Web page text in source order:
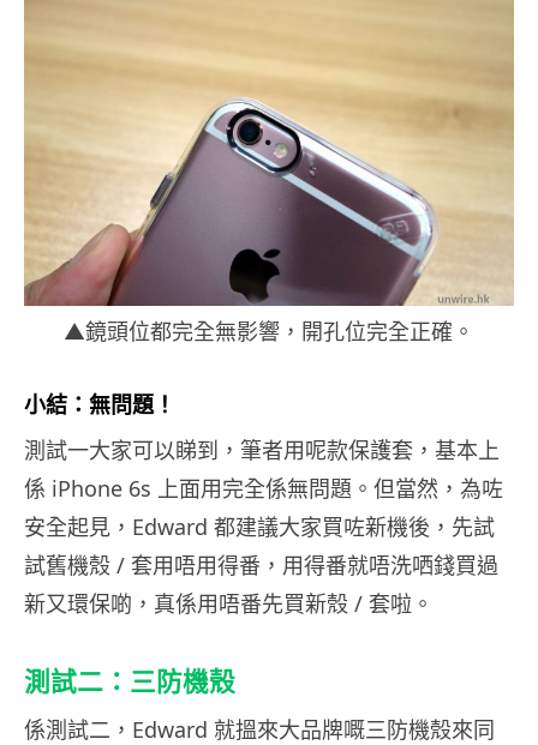
▲鏡頭位都完全無影響，開孔位完全正確。
小結：無問題！
測試一大家可以睇到，筆者用呢款保護套，基本上
係 iPhone 6s 上面用完全係無問題。但當然，為咗
安全起見，Edward 都建議大家買咗新機後，先試
試舊機殼 / 套用唔用得番，用得番就唔洗哂錢買過
新又環保啲，真係用唔番先買新殼 / 套啦。
測試二：三防機殼
係測試二，Edward 就搵來大品牌嘅三防機殼來同